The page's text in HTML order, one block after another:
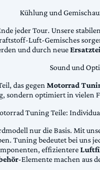
Kühlung und
jeder Tour. Unsere
Luft-Gemisches
und durch neue
Sound und
das gegenMotorrad
sondern optimiert in vielen
Tuning Teile:
nur die Basis. Mit
Tuning bedeutet bei uns
effizientere
-Elemente machen aus